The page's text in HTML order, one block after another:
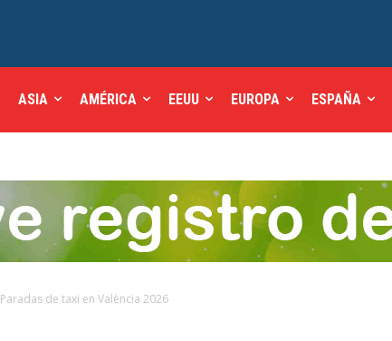
ASIA AMÉRICA EEUU EUROPA ESPAÑA
Paradas de taxi en València 2026